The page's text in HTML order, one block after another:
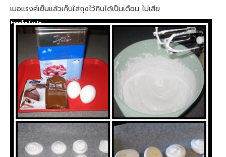
เมอแรงค์เย็นแล้วเก็บใส่ถุงไว้กินได้เป็นเดือน ไม่เสีย